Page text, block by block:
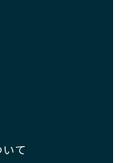
ちゃんの救済や保
を創るための大き
を通じて
献活動を間接的に
ダーは、子犬が心
需要に応じて無理
に多用して体に負
食事を減らすな
あります。このよ
が低下し、飼い主
増える恐れがあり
ず、ワンちゃんの
ワンちゃんやレア
て